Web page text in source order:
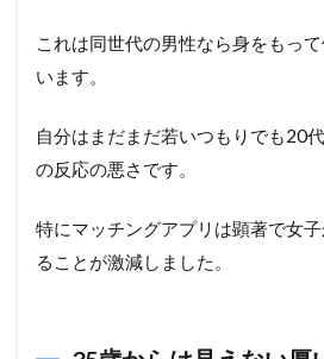
これは同世代の男性なら身をもっ
います。
自分はまだまだ若いつもりでも20
の反応の悪さです。
特にマッチングアプリは顕著で女
ることが激減しました。